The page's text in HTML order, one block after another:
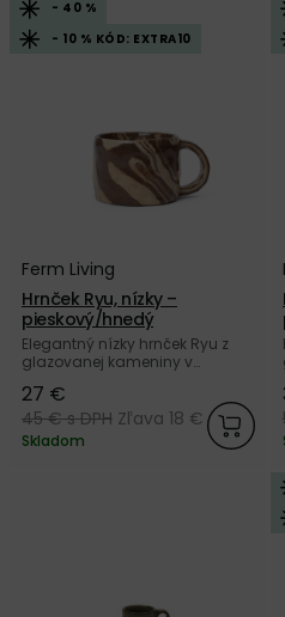
- 40 %
- 10 % KÓD: EXTRA10
Ferm Living
Hrnček Ryu, nízky –
pieskový/hnedý
Elegantný nízky hrnček Ryu z
glazovanej kameniny v
dánskej značky Ferm Living.
27 €
45 €s DPH Zľava 18 €
Skladom